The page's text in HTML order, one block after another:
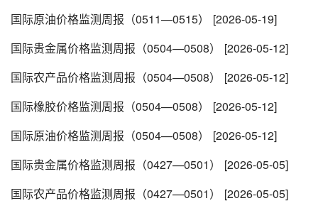
国际原油价格监测周报（0511—0515）
[2026-05-19]
国际贵金属价格监测周报（0504—0508）
[2026-05-12]
国际农产品价格监测周报（0504—0508）
[2026-05-12]
国际橡胶价格监测周报（0504—0508）
[2026-05-12]
国际原油价格监测周报（0504—0508）
[2026-05-12]
国际贵金属价格监测周报（0427—0501）
[2026-05-05]
国际农产品价格监测周报（0427—0501）
[2026-05-05]